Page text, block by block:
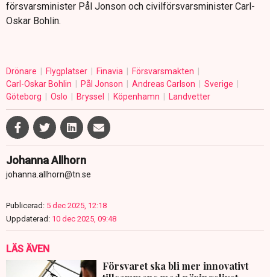
försvarsminister Pål Jonson och civilförsvarsminister Carl-
Oskar Bohlin.
Drönare Flygplatser Finavia
Försvarsmakten
Carl-Oskar Bohlin
Pål Jonson Andreas Carlson
Sverige
Göteborg
Oslo Bryssel Köpenhamn Landvetter
Johanna Allhorn
johanna.allhorn@tn.se
Publicerad: 5 dec 2025, 12:18
Uppdaterad: 10 dec 2025, 09:48
LÄS ÄVEN
Försvaret ska bli mer innovativt